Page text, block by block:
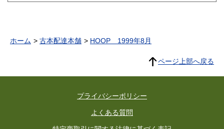
ホーム 古本配達本舗 HOOP 1999年8月
ページ上部へ戻る
プライバシーポリシー
よくある質問